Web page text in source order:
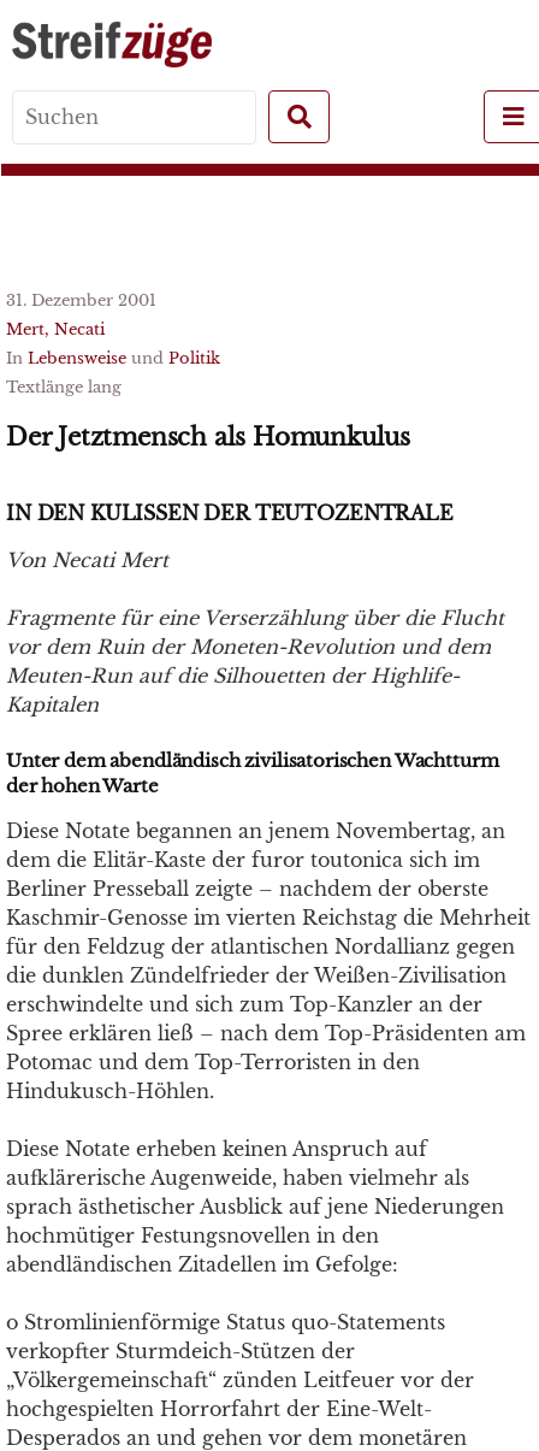
for:
31. Dezember 2001
Mert, Necati
In Lebensweise und Politik
Textlänge lang
Der Jetztmensch als Homunkulus
IN DEN KULISSEN DER TEUTOZENTRALE
Von Necati Mert
Fragmente für eine Verserzählung über die Flucht
vor dem Ruin der Moneten-Revolution und dem
Meuten-Run auf die Silhouetten der Highlife-
Kapitalen
Unter dem abendländisch zivilisatorischen Wachtturm
der hohen Warte
Diese Notate begannen an jenem Novembertag, an
dem die Elitär-Kaste der furor toutonica sich im
Berliner Presseball zeigte – nachdem der oberste
Kaschmir-Genosse im vierten Reichstag die Mehrheit
für den Feldzug der atlantischen Nordallianz gegen
die dunklen Zündelfrieder der Weißen-Zivilisation
erschwindelte und sich zum Top-Kanzler an der
Spree erklären ließ – nach dem Top-Präsidenten am
Potomac und dem Top-Terroristen in den
Hindukusch-Höhlen.
Diese Notate erheben keinen Anspruch auf
aufklärerische Augenweide, haben vielmehr als
sprach ästhetischer Ausblick auf jene Niederungen
hochmütiger Festungsnovellen in den
abendländischen Zitadellen im Gefolge:
o Stromlinienförmige Status quo-Statements
verkopfter Sturmdeich-Stützen der
„Völkergemeinschaft“ zünden Leitfeuer vor der
hochgespielten Horrorfahrt der Eine-Welt-
Desperados an und gehen vor dem monetären